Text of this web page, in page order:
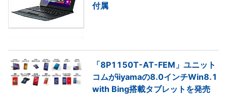
付属
「8P1150T-AT-FEM」ユニット
コムがiiyamaの8.0インチWin8.1
with Bing搭載タブレットを発売